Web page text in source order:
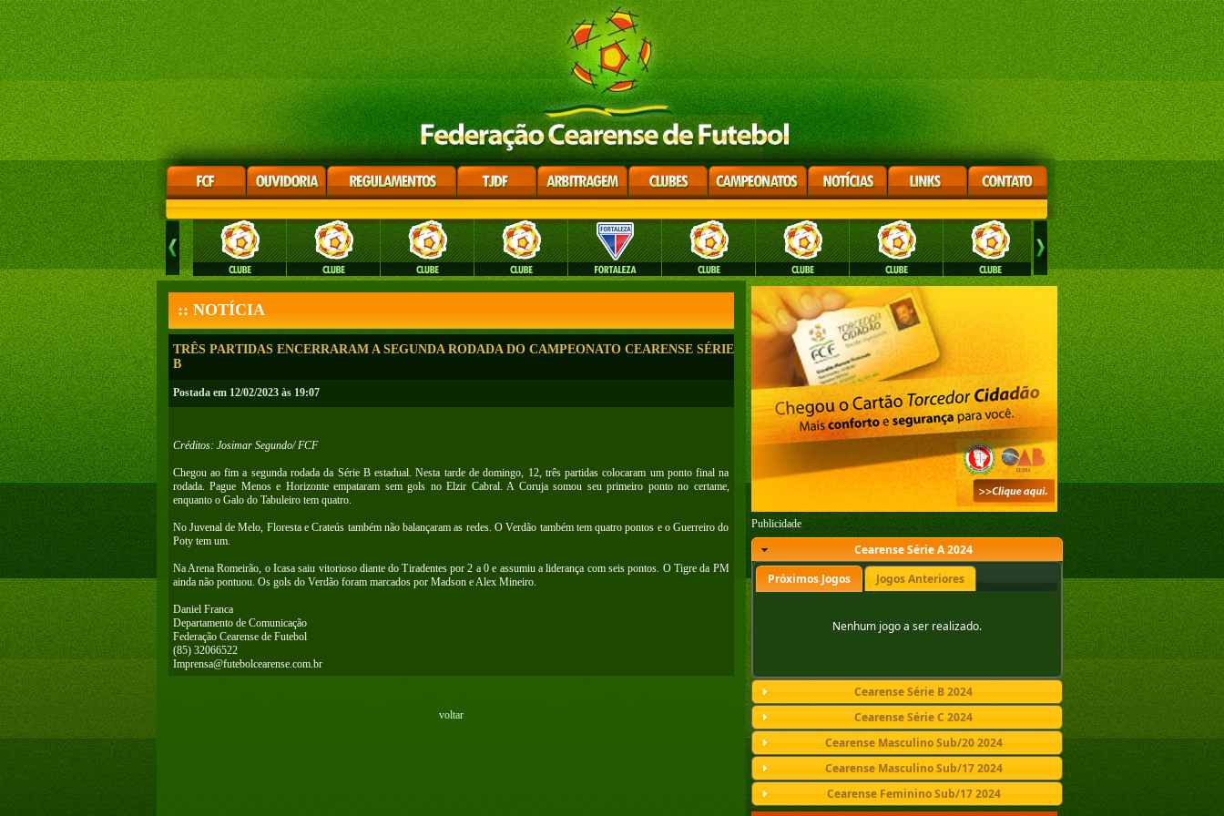
:: NOTÍCIA
TRÊS PARTIDAS ENCERRARAM A SEGUNDA RODADA DO CAMPEONATO CEARENSE SÉRIE
B
Postada em 12/02/2023 às 19:07
Créditos: Josimar Segundo/ FCF
Chegou ao fim a segunda rodada da Série B estadual. Nesta tarde de domingo, 12, três partidas colocaram um ponto final na
rodada. Pague Menos e Horizonte empataram sem gols no Elzir Cabral. A Coruja somou seu primeiro ponto no certame,
enquanto o Galo do Tabuleiro tem quatro.
No Juvenal de Melo, Floresta e Crateús também não balançaram as redes. O Verdão também tem quatro pontos e o Guerreiro do
Poty tem um.
Na Arena Romeirão, o Icasa saiu vitorioso diante do Tiradentes por 2 a 0 e assumiu a liderança com seis pontos. O Tigre da PM
ainda não pontuou. Os gols do Verdão foram marcados por Madson e Alex Mineiro.
Daniel Franca
Departamento de Comunicação
Federação Cearense de Futebol
(85) 32066522
Imprensa@futebolcearense.com.br
voltar
Publicidade
Cearense Série A 2024
Próximos Jogos
Jogos Anteriores
Nenhum jogo a ser realizado.
Cearense Série B 2024
Cearense Série C 2024
Cearense Masculino Sub/20 2024
Cearense Masculino Sub/17 2024
Cearense Feminino Sub/17 2024